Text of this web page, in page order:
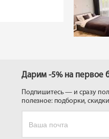
Дарим -5% на первое
Подпишитесь — и сразу
полезное: подборки,